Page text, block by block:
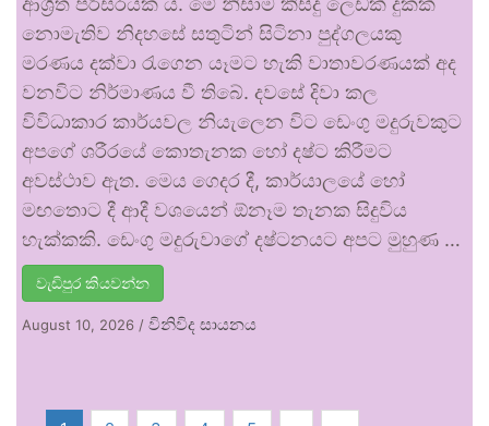
නොමැතිව නිදහසේ සතුටින් සිටිනා පුද්ගලයකු
මරණය දක්වා රැගෙන යෑමට හැකි වාතාවරණයක් අද
වනවිට නිර්මාණය වී තිබේ. දවසේ දිවා කල
විවිධාකාර කාර්යවල නියැලෙන විට ඩෙංගු මදුරුවකුට
අපගේ ශරීරයේ කොතැනක හෝ දෂ්ට කිරීමට
අවස්ථාව ඇත. මෙය ගෙදර දී, කාර්යාලයේ හෝ
මඟතොට දී ආදී වශයෙන් ඕනෑම තැනක සිදුවිය
හැක්කකි. ඩෙංගු මදුරුවාගේ දෂ්ටනයට අපට මුහුණ …
වැඩිපුර කියවන්න
August 10, 2026 / විනිවිද සායනය